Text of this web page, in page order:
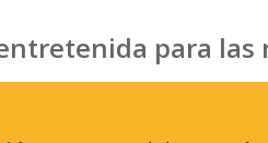
para